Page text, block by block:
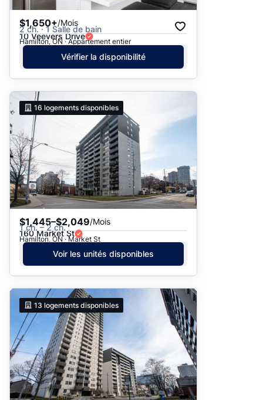
$1,650+/Mois
2 ch. · 1 Salle de bain
10 Veevers Drive
Hamilton, ON · Appartement entier
Vérifier la disponibilité
16 logements disponibles
$1,445–$2,049/Mois
1 ch. – 2 ch.
160 Market St
Hamilton, ON · Market St
Voir les unités disponibles
13 logements disponibles